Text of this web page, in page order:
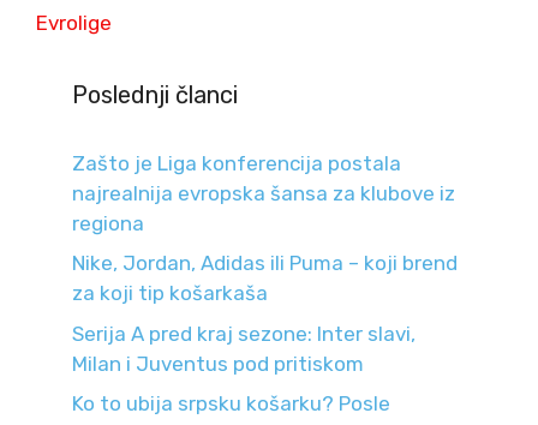
Evrolige
Poslednji članci
Zašto je Liga konferencija postala
najrealnija evropska šansa za klubove iz
regiona
Nike, Jordan, Adidas ili Puma – koji brend
za koji tip košarkaša
Serija A pred kraj sezone: Inter slavi,
Milan i Juventus pod pritiskom
Ko to ubija srpsku košarku? Posle